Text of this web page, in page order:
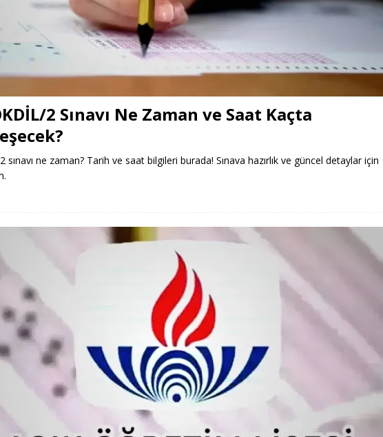
2 Sınavı Ne Zaman ve Saat Kaçta
sınavı ne zaman? Tarih ve saat bilgileri burada! Sınava hazırlık ve güncel detaylar için